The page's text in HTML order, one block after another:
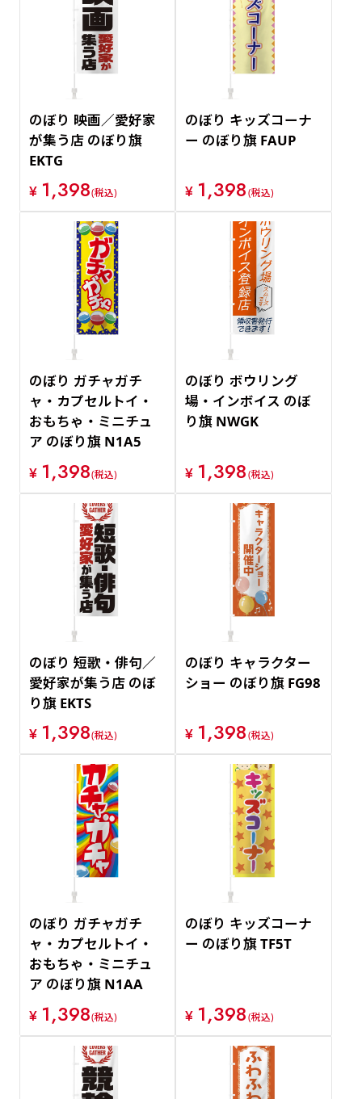
価格が安い順
価格が高い順
のぼり 映画／愛好家
が集う店 のぼり旗
EKTG
¥ 1,398(税込)
のぼり キッズコーナ
ー のぼり旗 FAUP
¥ 1,398(税込)
のぼり ガチャガチ
ャ・カプセルトイ・
おもちゃ・ミニチュ
ア のぼり旗 N1A5
¥ 1,398(税込)
のぼり ボウリング
場・インボイス のぼ
り旗 NWGK
¥ 1,398(税込)
のぼり 短歌・俳句／
愛好家が集う店 のぼ
り旗 EKTS
¥ 1,398(税込)
のぼり キャラクター
ショー のぼり旗 FG98
¥ 1,398(税込)
のぼり ガチャガチ
ャ・カプセルトイ・
おもちゃ・ミニチュ
ア のぼり旗 N1AA
¥ 1,398(税込)
のぼり キッズコーナ
ー のぼり旗 TF5T
¥ 1,398(税込)